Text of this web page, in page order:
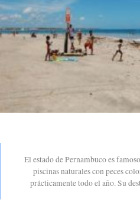
El estado de Pernambuco es
piscinas naturales con peces
prácticamente todo el año. Su